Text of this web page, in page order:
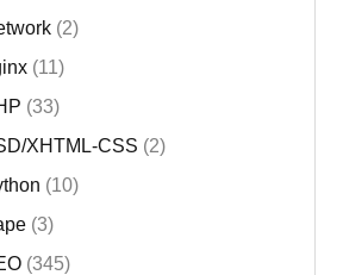
(2)
(11)
(33)
XHTML-CSS (2)
(10)
(3)
(345)